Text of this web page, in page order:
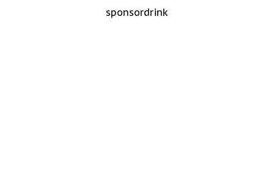
sponsordrink